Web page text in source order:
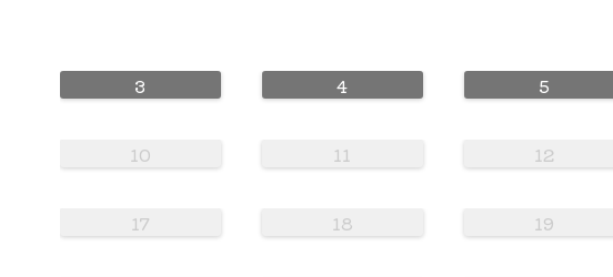
3 4 5
10 11 12
17 18 19